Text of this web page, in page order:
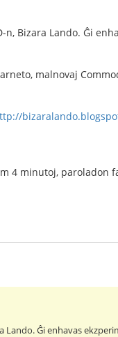
Bizara Lando. Ĝi
malnovaj
4 minutoj, paroladon
Lando. Ĝi enhavas